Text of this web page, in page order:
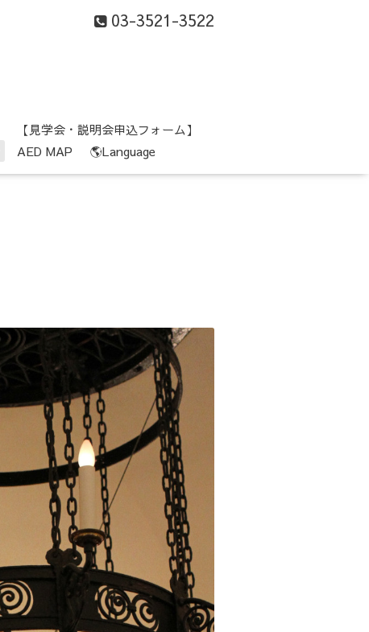
03-3521-3522
【見学会・説明会申込フォーム】
AED MAP 🌎Language